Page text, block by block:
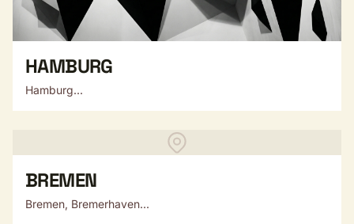
HAMBURG
Hamburg...
BREMEN
Bremen, Bremerhaven...